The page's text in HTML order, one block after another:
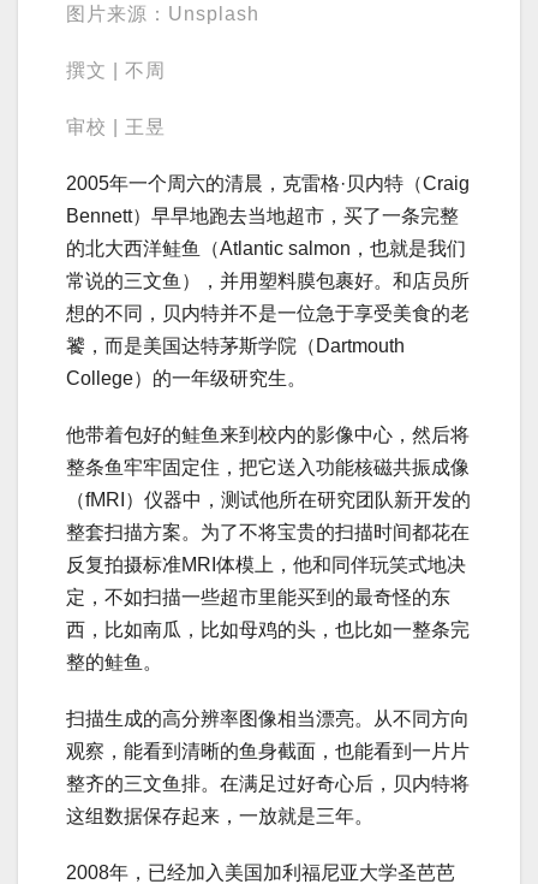
图片来源：Unsplash
撰文 | 不周
审校 | 王昱
2005年一个周六的清晨，克雷格·贝内特（Craig
Bennett）早早地跑去当地超市，买了一条完整
的北大西洋鲑鱼（Atlantic salmon，也就是我们
常说的三文鱼），并用塑料膜包裹好。和店员所
想的不同，贝内特并不是一位急于享受美食的老
饕，而是美国达特茅斯学院（Dartmouth
College）的一年级研究生。
他带着包好的鲑鱼来到校内的影像中心，然后将
整条鱼牢牢固定住，把它送入功能核磁共振成像
（fMRI）仪器中，测试他所在研究团队新开发的
整套扫描方案。为了不将宝贵的扫描时间都花在
反复拍摄标准MRI体模上，他和同伴玩笑式地决
定，不如扫描一些超市里能买到的最奇怪的东
西，比如南瓜，比如母鸡的头，也比如一整条完
整的鲑鱼。
扫描生成的高分辨率图像相当漂亮。从不同方向
观察，能看到清晰的鱼身截面，也能看到一片片
整齐的三文鱼排。在满足过好奇心后，贝内特将
这组数据保存起来，一放就是三年。
2008年，已经加入美国加利福尼亚大学圣芭芭